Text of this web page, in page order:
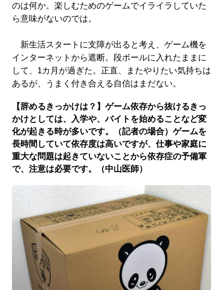
のは何か。楽しむためのゲームでイライラしていた
ら意味がないのでは。
新生活スタートに支障が出ると考え、ゲーム機を
インターネットから遮断。段ボールに入れたままに
して、1カ月が過ぎた。正直、またやりたい気持ちは
あるが、うまく付き合える自信はまだない。
【辞めるきっかけは？】ゲーム依存から抜けるきっ
かけとしては、入学や、バイトを始めることなど変
化が起きる時が多いです。（記者の場合）ゲームを
長時間していて依存度は高いですが、仕事や家庭に
重大な問題は起きていないことから依存症の予備軍
で、注意は必要です。（中山医師）